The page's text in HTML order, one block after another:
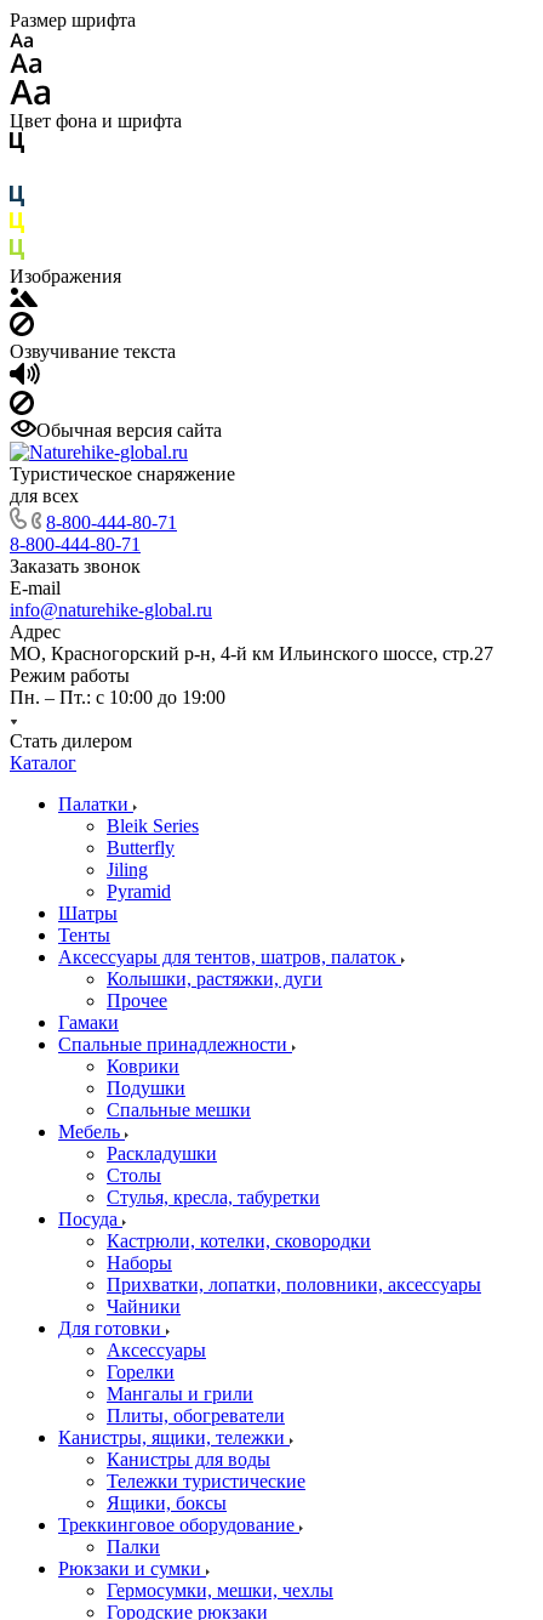
Размер шрифта
Цвет фона и шрифта
Изображения
Озвучивание текста
Обычная версия сайта
Туристическое снаряжение
для всех
8-800-444-80-71
8-800-444-80-71
Заказать звонок
E-mail
info@naturehike-global.ru
Адрес
МО, Красногорский р-н, 4-й км Ильинского шоссе, стр.27
Режим работы
Пн. – Пт.: с 10:00 до 19:00
Стать дилером
Каталог
Палатки
Bleik Series
Butterfly
Jiling
Pyramid
Шатры
Тенты
Аксессуары для тентов, шатров, палаток
Колышки, растяжки, дуги
Прочее
Гамаки
Спальные принадлежности
Коврики
Подушки
Спальные мешки
Мебель
Раскладушки
Столы
Стулья, кресла, табуретки
Посуда
Кастрюли, котелки, сковородки
Наборы
Прихватки, лопатки, половники, аксессуары
Чайники
Для готовки
Аксессуары
Горелки
Мангалы и грили
Плиты, обогреватели
Канистры, ящики, тележки
Канистры для воды
Тележки туристические
Ящики, боксы
Треккинговое оборудование
Палки
Рюкзаки и сумки
Гермосумки, мешки, чехлы
Городские рюкзаки